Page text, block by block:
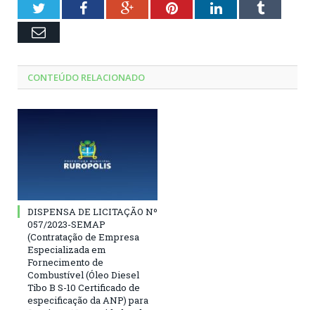
TwitterFacebookGoogle+PinterestLinkedInTumblr
Email
CONTEÚDO RELACIONADO
DISPENSA DE LICITAÇÃO Nº
057/2023-SEMAP
(Contratação de Empresa
Especializada em
Fornecimento de
Combustível (Óleo Diesel
Tibo B S-10 Certificado de
especificação da ANP) para